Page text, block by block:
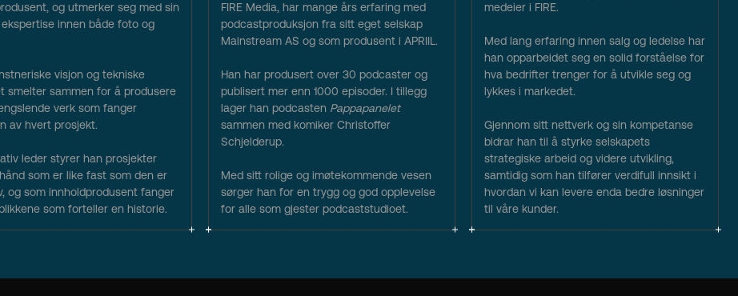
og utmerker seg med sin
innen både foto og
visjon og tekniske
smelter sammen for å produsere
verk som fanger
av hvert prosjekt.
leder styrer han prosjekter
som er like fast som den er
og som innholdprodusent fanger
som forteller en historie.
FIRE Media, har mange års erfaring med
podcastproduksjon fra sitt eget selskap
Mainstream AS og som produsent i APRIIL.
Han har produsert over 30 podcaster og
publisert mer enn 1000 episoder. I tillegg
lager han podcasten Pappapanelet
sammen med komiker Christoffer
Schjelderup.
Med sitt rolige og imøtekommende vesen
sørger han for en trygg og god opplevelse
for alle som gjester podcaststudioet.
medeier i FIRE.
Med lang erfaring innen salg og ledelse har
han opparbeidet seg en solid forståelse for
hva bedrifter trenger for å utvikle seg og
lykkes i markedet.
Gjennom sitt nettverk og sin kompetanse
bidrar han til å styrke selskapets
strategiske arbeid og videre utvikling,
samtidig som han tilfører verdifull innsikt i
hvordan vi kan levere enda bedre løsninger
til våre kunder.